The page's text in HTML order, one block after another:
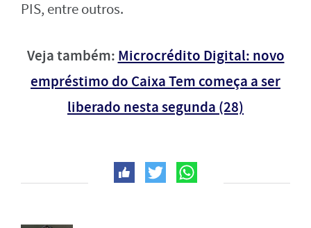
PIS, entre outros.
Veja também: Microcrédito Digital: novo
empréstimo do Caixa Tem começa a ser
liberado nesta segunda (28)